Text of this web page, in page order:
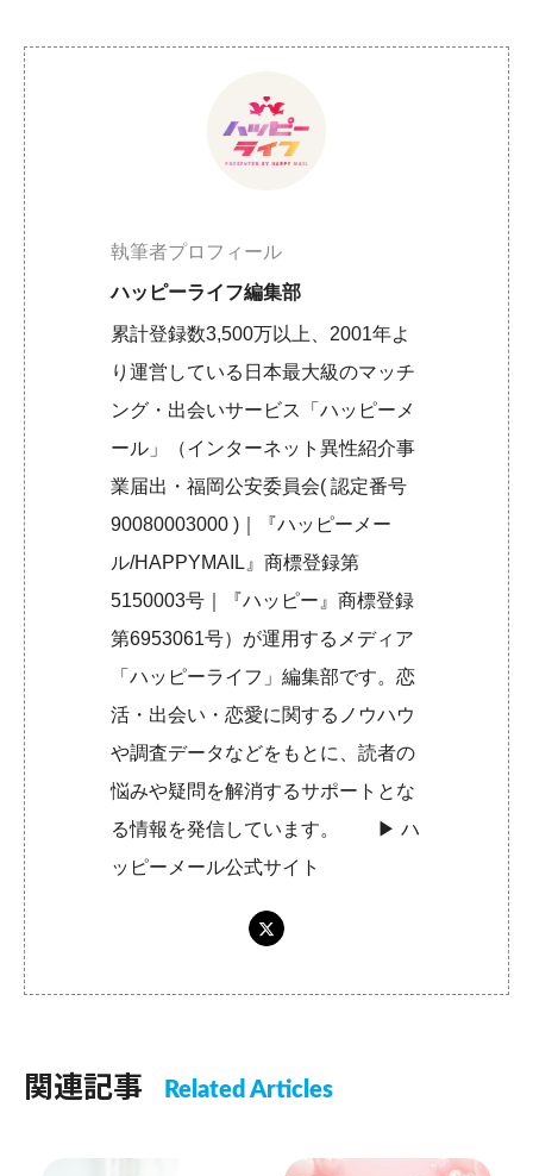
執筆者プロフィール
ハッピーライフ編集部
累計登録数3,500万以上、2001年よ
り運営している日本最大級のマッチ
ング・出会いサービス「ハッピーメ
ール」（インターネット異性紹介事
業届出・福岡公安委員会( 認定番号
90080003000 )｜『ハッピーメー
ル/HAPPYMAIL』商標登録第
5150003号｜『ハッピー』商標登録
第6953061号）が運用するメディア
「ハッピーライフ」編集部です。恋
活・出会い・恋愛に関するノウハウ
や調査データなどをもとに、読者の
悩みや疑問を解消するサポートとな
る情報を発信しています。 ▶︎ハ
ッピーメール公式サイト
関連記事 Related Articles